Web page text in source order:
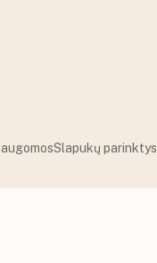
Slapukų parinktys